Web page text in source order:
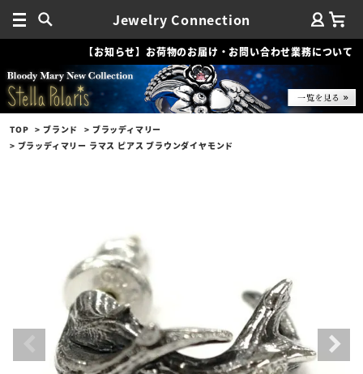
Jewelry Connection
【お知らせ】お荷物のお届け・お問い合わせ業務について
TOP ブランド
ブラッディマリー
ブラッディマリー ラマス ピアス ブラウンダイヤモンド